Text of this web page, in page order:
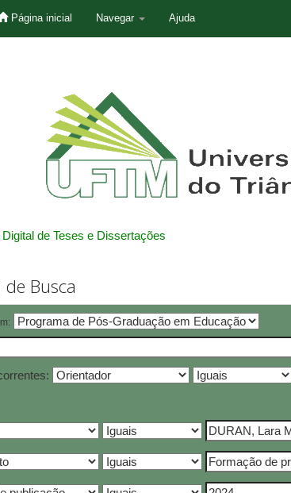
Página inicial Navegar Ajuda
de Teses e Dissertações
de Busca